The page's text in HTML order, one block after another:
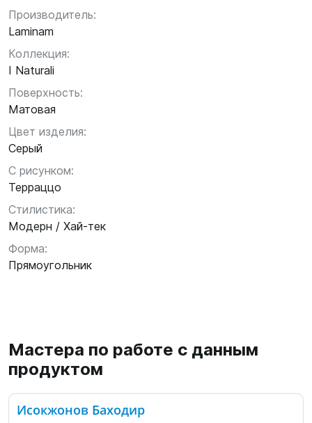
Производитель:
Laminam
Коллекция:
I Naturali
Поверхность:
Матовая
Цвет изделия:
Серый
С рисунком:
Терраццо
Стилистика:
Модерн / Хай-тек
Форма:
Прямоугольник
Мастера по работе с данным
продуктом
Исокжонов Баходир